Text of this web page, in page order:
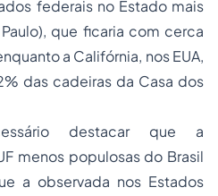
federais no Estado mais
que ficaria com cerca
a Califórnia, nos EUA,
das cadeiras da Casa dos
destacar que a
menos populosas do Brasil
a observada nos Estados